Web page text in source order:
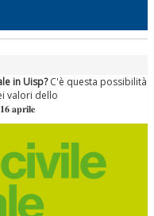
in Uisp?C'è questa possibilità
valori dello
𝐚𝐩𝐫𝐢𝐥𝐞